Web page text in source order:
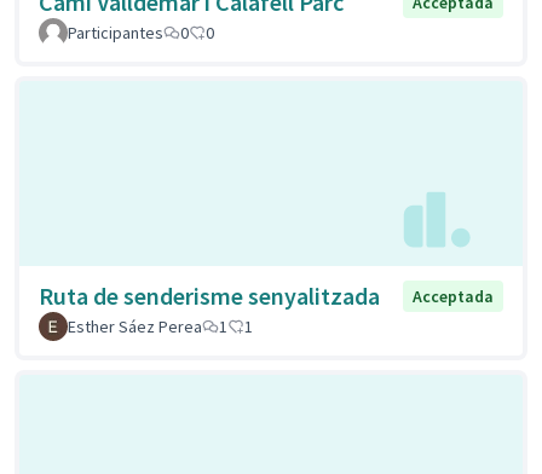
Participantes
0 0
Ruta de senderisme senyalitzada
Acceptada
Esther Sáez Perea
1 1